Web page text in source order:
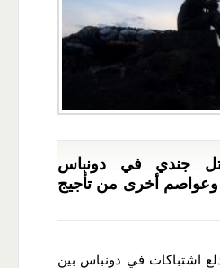
جندي في دونباس
وعواصم أخرى من تأجيج
اشتباكات في دونباس بين